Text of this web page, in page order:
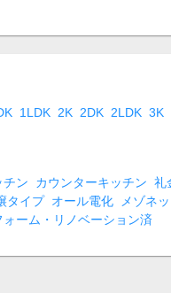
1LDK 2K 2DK 2LDK 3K
チン カウンターキッチン 礼
タイプ オール電化 メゾネ
ォーム・リノベーション済